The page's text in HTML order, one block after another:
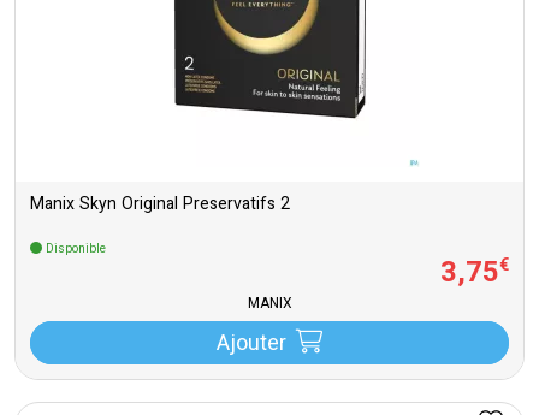
Manix Skyn Original Preservatifs 2
Disponible
3,75€
MANIX
Ajouter